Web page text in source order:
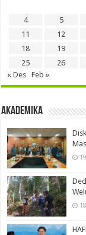
4
5
11
12
18
19
25
26
« Des
Feb »
Akademika